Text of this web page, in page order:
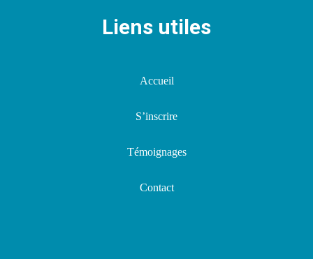
Liens utiles
Accueil
S’inscrire
Témoignages
Contact